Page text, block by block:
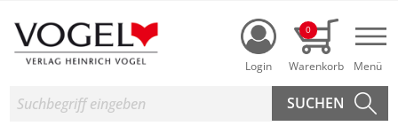
Login
0
Suche